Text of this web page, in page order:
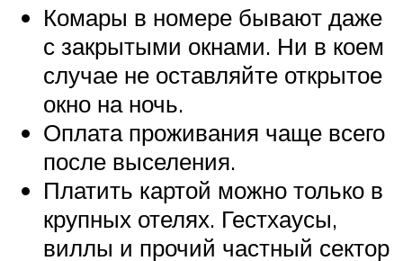
Комары в номере бывают даже
с закрытыми окнами. Ни в коем
случае не оставляйте открытое
окно на ночь.
Оплата проживания чаще всего
после выселения.
Платить картой можно только в
крупных отелях. Гестхаусы,
виллы и прочий частный сектор